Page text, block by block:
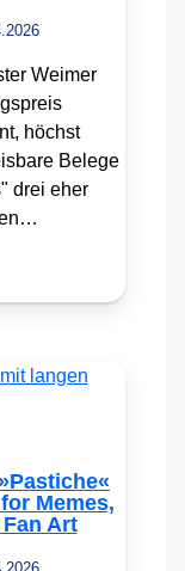
Weimer
höchst
Belege
drei eher
Memes,
Art